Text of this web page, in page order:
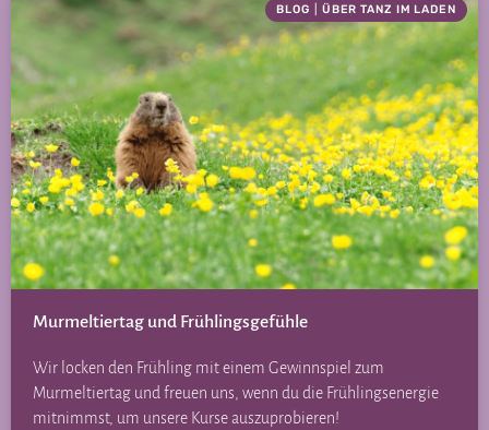
BLOG ÜBER TANZ IM LADEN
Murmeltiertag und Frühlingsgefühle
Wir locken den Frühling mit einem Gewinnspiel zum
Murmeltiertag und freuen uns, wenn du die Frühlingsenergie
mitnimmst, um unsere Kurse auszuprobieren!